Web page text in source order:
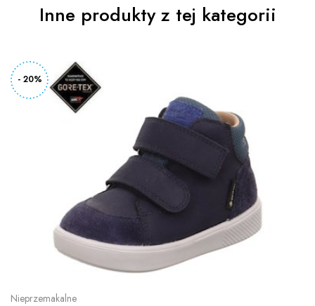
Inne produkty z tej kategorii
- 20%
Nieprzemakalne